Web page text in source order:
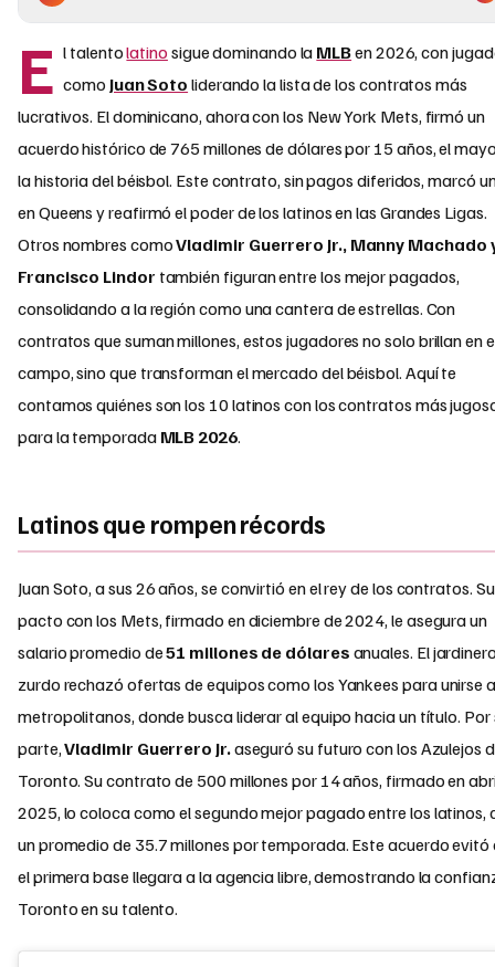
E l talentolatino sigue dominando la MLBen 2026, con
como Juan Soto liderando la lista de los contratos más
lucrativos. El dominicano, ahora con los New York Mets, firmó un
acuerdo histórico de 765 millones de dólares por 15 años, el
la historia del béisbol. Este contrato, sin pagos diferidos, marcó
en Queens y reafirmó el poder de los latinos en las Grandes Ligas.
Otros nombres comoVladimir Guerrero Jr., Manny Machado
Francisco Lindor también figuran entre los mejor pagados,
consolidando a la región como una cantera de estrellas. Con
contratos que suman millones, estos jugadores no solo brillan en
campo, sino que transforman el mercado del béisbol. Aquí te
contamos quiénes son los 10 latinos con los contratos más
para la temporada MLB 2026.
Latinos que rompen récords
Juan Soto, a sus 26 años, se convirtió en el rey de los contratos. Su
pacto con los Mets, firmado en diciembre de 2024, le asegura un
salario promedio de51 millones de dólares anuales. El
zurdo rechazó ofertas de equipos como los Yankees para unirse
metropolitanos, donde busca liderar al equipo hacia un título. Por
parte,Vladimir Guerrero Jr.aseguró su futuro con los Azulejos
Toronto. Su contrato de 500 millones por 14 años, firmado en
2025, lo coloca como el segundo mejor pagado entre los latinos,
un promedio de 35.7 millones por temporada. Este acuerdo evitó
el primera base llegara a la agencia libre, demostrando la
Toronto en su talento.